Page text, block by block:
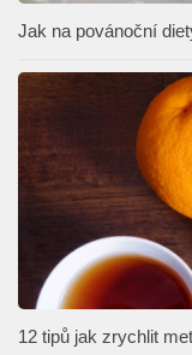
Jak na povánoční
12 tipů jak zrychlit